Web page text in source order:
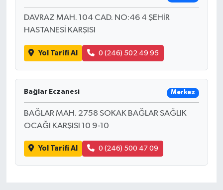
DAVRAZ MAH. 104 CAD. NO:46 4 ŞEHİR
HASTANESİ KARŞISI
Yol Tarifi Al 0 (246) 502 49 95
Bağlar Eczanesi Merkez
BAĞLAR MAH. 2758 SOKAK BAĞLAR SAĞLIK
OCAĞI KARŞISI 10 9-10
Yol Tarifi Al 0 (246) 500 47 09
SOMA
TURGUTLU
YUNUSEMRE
MANİSA'NIN YÖRESEL LEZZETLERİ
MANİSA'YI KEŞFET
TÜRKİYE'DE TREND HABERLER